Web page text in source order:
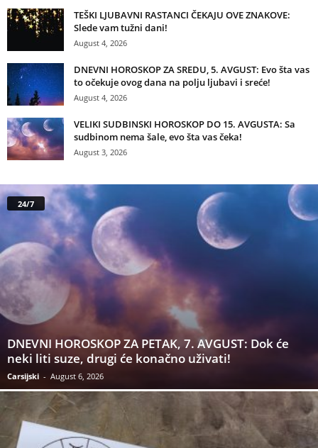
TEŠKI LJUBAVNI RASTANCI ČEKAJU OVE ZNAKOVE:
Slede vam tužni dani!
August 4, 2026
DNEVNI HOROSKOP ZA SREDU, 5. AVGUST: Evo šta vas
to očekuje ovog dana na polju ljubavi i sreće!
August 4, 2026
VELIKI SUDBINSKI HOROSKOP DO 15. AVGUSTA: Sa
sudbinom nema šale, evo šta vas čeka!
August 3, 2026
24/7
DNEVNI HOROSKOP ZA PETAK, 7. AVGUST: Dok će
neki liti suze, drugi će konačno uživati!
Carsijski - August 6, 2026